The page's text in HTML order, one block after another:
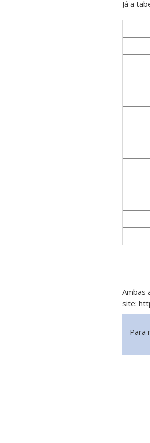
Já a
Ambas
site:
Para